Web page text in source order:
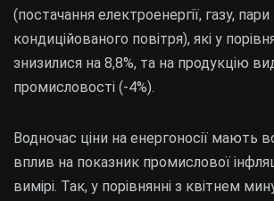
(постачання електроенергії, газу, пари
кондиційованого повітря), які у
знизилися на 8,8%, та на продукцію
промисловості (-4%).
Водночас ціни на енергоносії мають
вплив на показник промислової
вимірі. Так, у порівнянні з квітнем